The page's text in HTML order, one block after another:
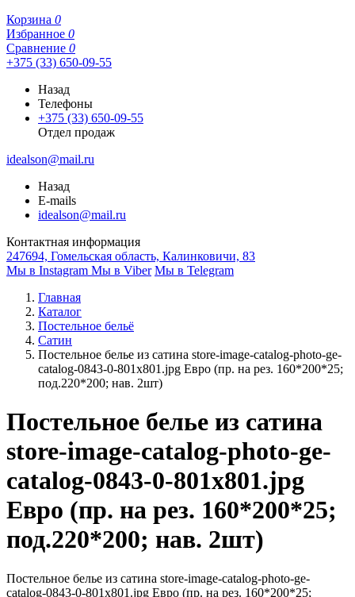
Корзина 0
Избранное 0
Сравнение 0
+375 (33) 650-09-55
Назад
Телефоны
+375 (33) 650-09-55
Отдел продаж
idealson@mail.ru
Назад
E-mails
idealson@mail.ru
Контактная информация
247694, Гомельская область, Калинковичи, 83
Мы в Instagram Мы в Viber Мы в Telegram
Главная
Каталог
Постельное бельё
Сатин
Постельное белье из сатина store-image-catalog-photo-ge-
catalog-0843-0-801x801.jpg Евро (пр. на рез. 160*200*25;
под.220*200; нав. 2шт)
Постельное белье из сатина
store-image-catalog-photo-ge-
catalog-0843-0-801x801.jpg
Евро (пр. на рез. 160*200*25;
под.220*200; нав. 2шт)
Постельное белье из сатина store-image-catalog-photo-ge-
catalog-0843-0-801x801.jpg Евро (пр. на рез. 160*200*25;